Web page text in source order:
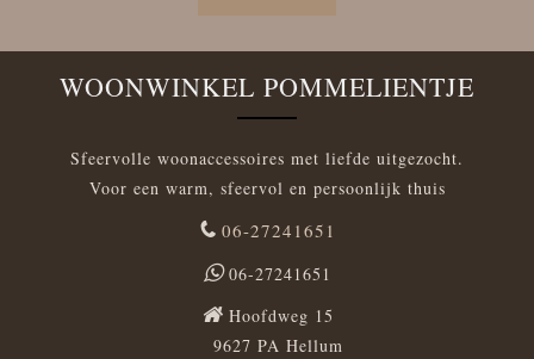
WOONWINKEL POMMELIENTJE
Sfeervolle woonaccessoires met liefde uitgezocht.
Voor een warm, sfeervol en persoonlijk thuis
06-27241651
06-27241651
Hoofdweg 15
9627 PA Hellum